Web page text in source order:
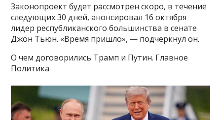
Законопроект будет рассмотрен скоро, в течение
следующих 30 дней, анонсировал 16 октября
лидер республиканского большинства в сенате
Джон Тьюн. «Время пришло», — подчеркнул он.
О чем договорились Трамп и Путин. Главное
Политика